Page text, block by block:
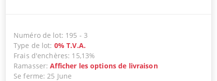
Numéro de lot: 195 - 3
Type de lot: 0% T.V.A.
Frais d'enchères: 15,13%
Ramasser:Afficher les options de livraison
Se ferme:25 June